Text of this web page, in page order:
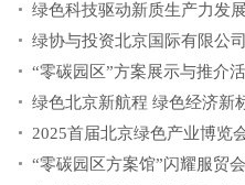
绿色科技驱动新质生产力发
绿协与投资北京国际有限公
“零碳园区”方案展示与推介
绿色北京新航程 绿色经济
2025首届北京绿色产业博览
“零碳园区方案馆”闪耀服贸